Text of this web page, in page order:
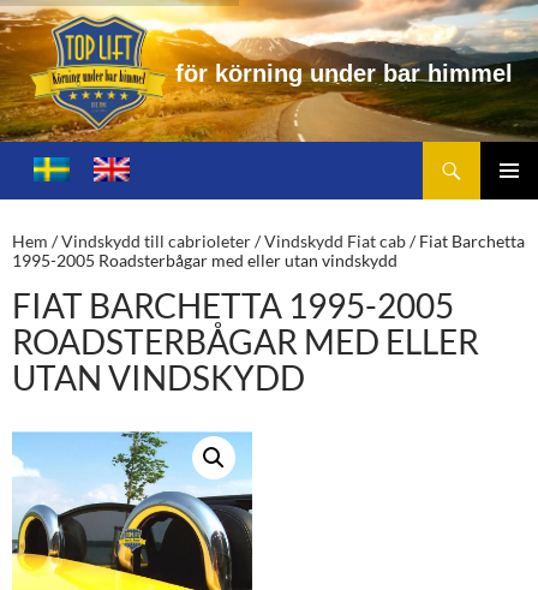
r körning under bar himme
Toplift.se – för körning under bar himmel
HOPPA
TILL
Hem /Vindskydd till cabrioleter/Vindskydd Fiat cab/ Fiat Barchetta
1995-2005 Roadsterbågar med eller utan vindskydd
FIAT BARCHETTA 1995-2005
ROADSTERBÅGAR MED ELLER
UTAN VINDSKYDD